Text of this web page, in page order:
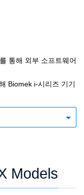
통해 외부 소프트웨어
Biomek i-시리즈 기기
Models